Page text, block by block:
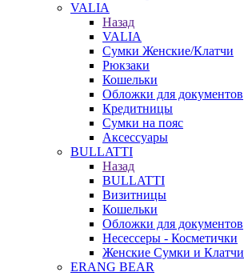
VALIA
Назад
VALIA
Сумки Женские/Клатчи
Рюкзаки
Кошельки
Обложки для документов
Кредитницы
Сумки на пояс
Аксессуары
BULLATTI
Назад
BULLATTI
Визитницы
Кошельки
Обложки для документов
Несессеры - Косметички
Женские Сумки и Клатчи
ERANG BEAR